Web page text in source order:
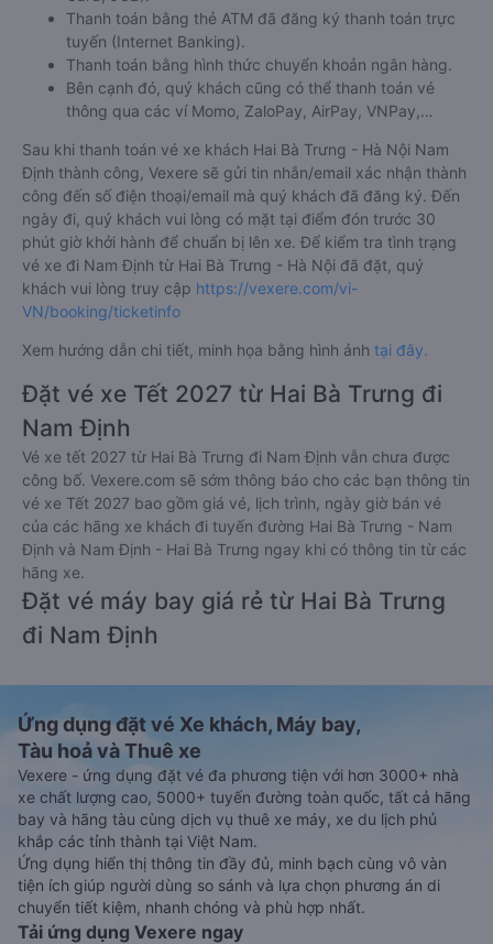
Thanh toán bằng thẻ ATM đã đăng ký thanh toán trực
tuyến (Internet Banking).
Thanh toán bằng hình thức chuyển khoản ngân hàng.
Bên cạnh đó, quý khách cũng có thể thanh toán vé
thông qua các ví Momo, ZaloPay, AirPay, VNPay,…
Sau khi thanh toán vé xe khách Hai Bà Trưng - Hà Nội Nam
Định thành công, Vexere sẽ gửi tin nhắn/email xác nhận thành
công đến số điện thoại/email mà quý khách đã đăng ký. Đến
ngày đi, quý khách vui lòng có mặt tại điểm đón trước 30
phút giờ khởi hành để chuẩn bị lên xe. Để kiểm tra tình trạng
vé xe đi Nam Định từ Hai Bà Trưng - Hà Nội đã đặt, quý
khách vui lòng truy cập https://vexere.com/vi-
VN/booking/ticketinfo
Xem hướng dẫn chi tiết, minh họa bằng hình ảnh tại đây.
Đặt vé xe Tết 2027 từ Hai Bà Trưng đi
Nam Định
Vé xe tết 2027 từ Hai Bà Trưng đi Nam Định vẫn chưa được
công bố. Vexere.com sẽ sớm thông báo cho các bạn thông tin
vé xe Tết 2027 bao gồm giá vé, lịch trình, ngày giờ bán vé
của các hãng xe khách đi tuyến đường Hai Bà Trưng - Nam
Định và Nam Định - Hai Bà Trưng ngay khi có thông tin từ các
hãng xe.
Đặt vé máy bay giá rẻ từ Hai Bà Trưng
đi Nam Định
Ứng dụng đặt vé Xe khách, Máy bay,
Tàu hoả và Thuê xe
Vexere - ứng dụng đặt vé đa phương tiện với hơn 3000+ nhà
xe chất lượng cao, 5000+ tuyến đường toàn quốc, tất cả hãng
bay và hãng tàu cùng dịch vụ thuê xe máy, xe du lịch phủ
khắp các tỉnh thành tại Việt Nam.
Ứng dụng hiển thị thông tin đầy đủ, minh bạch cùng vô vàn
tiện ích giúp người dùng so sánh và lựa chọn phương án di
chuyển tiết kiệm, nhanh chóng và phù hợp nhất.
Tải ứng dụng Vexere ngay